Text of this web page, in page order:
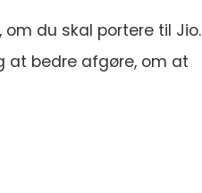
du skal portere til Jio.
at bedre afgøre, om at